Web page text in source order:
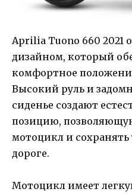
Aprilia Tuono 660 2021
дизайном, который
комфортное
Высокий руль и
сиденье создают
позицию,
мотоцикл и сохранять
дороге.
Мотоцикл имеет